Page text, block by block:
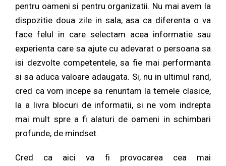
pentru oameni si pentru organizatii. Nu mai avem la
dispozitie doua zile in sala, asa ca diferenta o va
face felul in care selectam acea informatie sau
experienta care sa ajute cu adevarat o persoana sa
isi dezvolte competentele, sa fie mai performanta
si sa aduca valoare adaugata. Si, nu in ultimul rand,
cred ca vom incepe sa renuntam la temele clasice,
la a livra blocuri de informatii, si ne vom indrepta
mai mult spre a fi alaturi de oameni in schimbari
profunde, de mindset.
Cred ca aici va fi provocarea cea mai